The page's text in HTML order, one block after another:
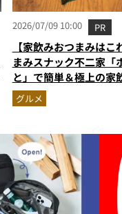
2026/07/09 10:00 PR
【家飲みおつまみはこ
まみスナック不二家「
と」で簡単＆極上の家
グルメ